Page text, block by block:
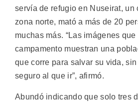
servía de refugio en Nuseirat, un
zona norte, mató a más de 20
muchas más. “Las imágenes que
campamento muestran una
que corre para salvar su vida,
seguro al que ir”, afirmó.
Abundó indicando que solo tres